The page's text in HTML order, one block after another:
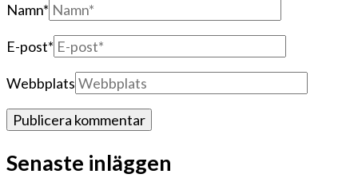
Namn*
E-post*
Webbplats
Senaste inläggen